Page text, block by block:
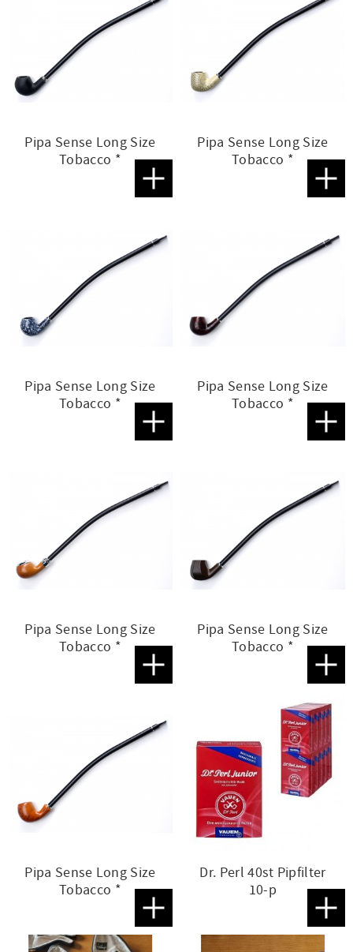
Pipa Sense Long Size
Tobacco *
Lägg till i favoriter
Pipa Sense Long Size
Tobacco *
Pipa Sense Long Size
Tobacco *
Lägg till i favoriter
Pipa Sense Long Size
Tobacco *
Pipa Sense Long Size
Tobacco *
Lägg till i favoriter
Pipa Sense Long Size
Tobacco *
Pipa Sense Long Size
Tobacco *
Lägg till i favoriter
Dr. Perl 40st Pipfilter
10-p